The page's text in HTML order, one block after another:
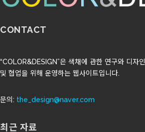
CONTACT
“COLOR&DESIGN”은 색채에 관한 연구와 디자
및 협업을 위해 운영하는 웹사이트입니다.
문의: the_design@naver.com
최근 자료